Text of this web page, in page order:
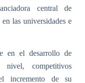
central de
las universidades e
en el desarrollo de
competitivos
incremento de su